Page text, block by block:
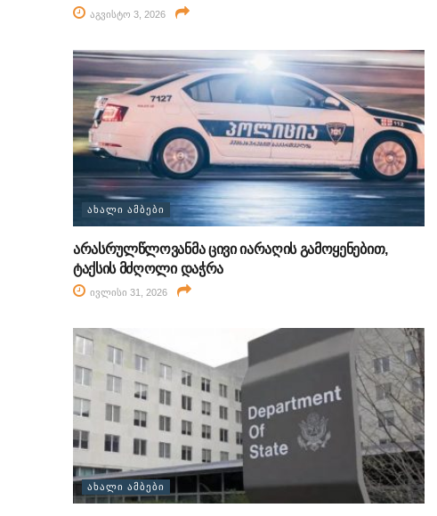
აგვისტო 3, 2026
ᲐᲮᲐᲚᲘ ᲐᲛᲑᲔᲑᲘ
არასრულწლოვანმა ცივი იარაღის გამოყენებით,
ტაქსის მძღოლი დაჭრა
ივლისი 31, 2026
ᲐᲮᲐᲚᲘ ᲐᲛᲑᲔᲑᲘ